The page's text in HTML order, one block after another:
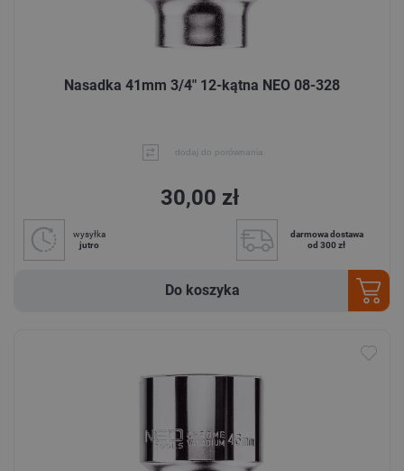
Nasadka 41mm 3/4" 12-kątna NEO 08-328
dodaj do porównania
30,00 zł
wysyłka
jutro
darmowa dostawa
od 300 zł
Do koszyka